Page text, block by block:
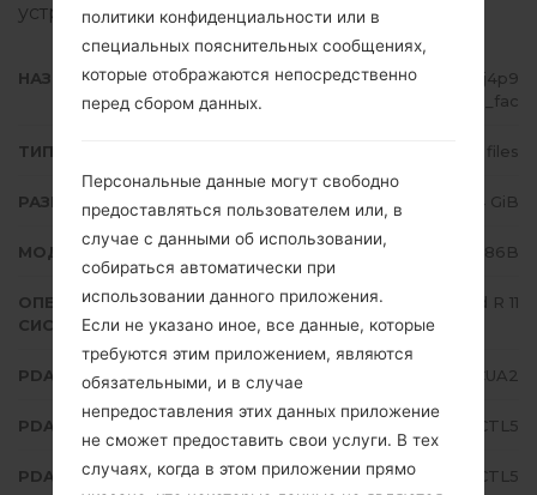
устройства Samsungздесь
НАЗВАНИЕ ФАЙЛА
SM-N986B_1_20201223171035_j4p9
axwhdp_fac
ТИП ПРОШИВКИ 4 files
РАЗМЕР ФАЙЛА 6.84 GiB
МОДЕЛЬ Samsung SM-N986B
ОПЕРАЦИОННАЯ
СИСТЕМА
Android R 11
PDA/AP ВЕРСИЯ N986BXXS1CUA2
PDA/AP ВЕРСИЯ N986BOXM1CTL5
PDA/AP ВЕРСИЯ N986BXXU1CTL5
политики конфиденциальности или в
специальных пояснительных сообщениях,
которые отображаются непосредственно
перед сбором данных.
Персональные данные могут свободно
предоставляться пользователем или, в
случае с данными об использовании,
собираться автоматически при
использовании данного приложения.
Если не указано иное, все данные, которые
требуются этим приложением, являются
обязательными, и в случае
непредоставления этих данных приложение
не сможет предоставить свои услуги. В тех
случаях, когда в этом приложении прямо